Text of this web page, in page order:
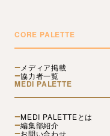
CORE PALETTE
メディア掲載
協力者一覧
MEDI PALETTE
MEDI PALETTEとは
編集部紹介
お問い合わせ